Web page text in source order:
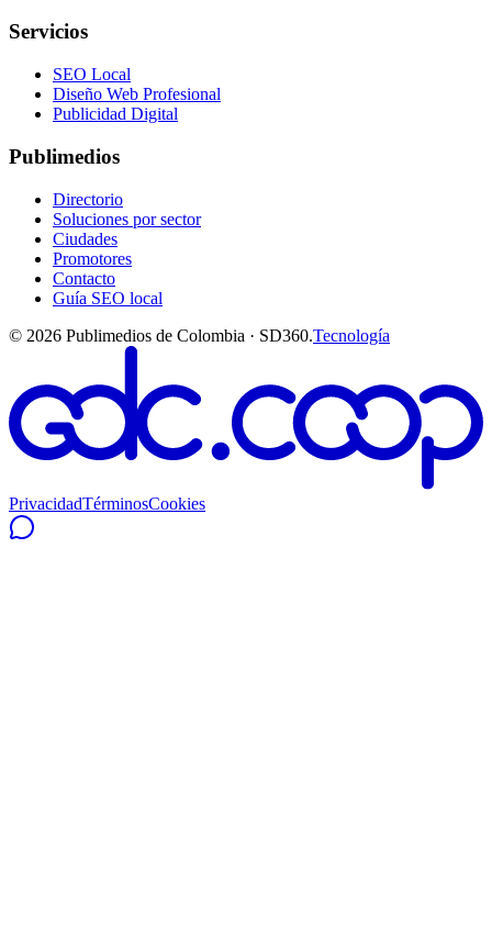
Servicios
SEO Local
Diseño Web Profesional
Publicidad Digital
Publimedios
Directorio
Soluciones por sector
Ciudades
Promotores
Contacto
Guía SEO local
© 2026 Publimedios de Colombia · SD360.Tecnología
PrivacidadTérminosCookies